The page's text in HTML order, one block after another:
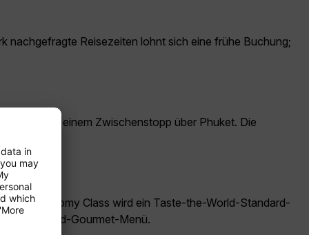
nachgefragte Reisezeiten lohnt sich eine frühe Buchung;
mit einem Zwischenstopp über Phuket. Die
der Economy Class wird ein Taste-the-World-Standard-
the-World-Gourmet-Menü.